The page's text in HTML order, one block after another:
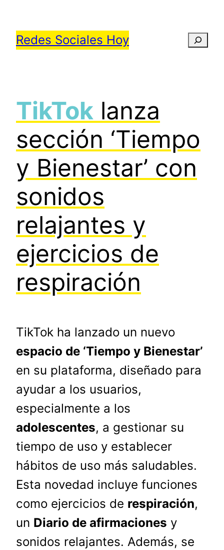
contenido
Redes Sociales Hoy
TikTok lanza
sección ‘Tiempo
y Bienestar’ con
sonidos
relajantes y
ejercicios de
respiración
TikTok ha lanzado un nuevo
espacio de ‘Tiempo y Bienestar’
en su plataforma, diseñado para
ayudar a los usuarios,
especialmente a los
adolescentes, a gestionar su
tiempo de uso y establecer
hábitos de uso más saludables.
Esta novedad incluye funciones
como ejercicios de respiración,
un Diario de afirmaciones y
sonidos relajantes. Además, se